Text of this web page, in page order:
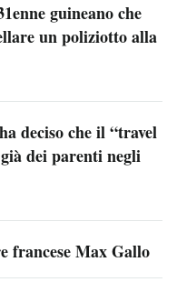
guineano che
un poliziotto alla
deciso che il “travel
dei parenti negli
francese Max Gallo